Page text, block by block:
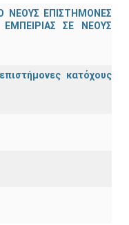
ΝΕΟΥΣ ΕΠΙΣΤΗΜΟΝΕΣ
ΣΕ ΝΕΟΥΣ
κατόχους